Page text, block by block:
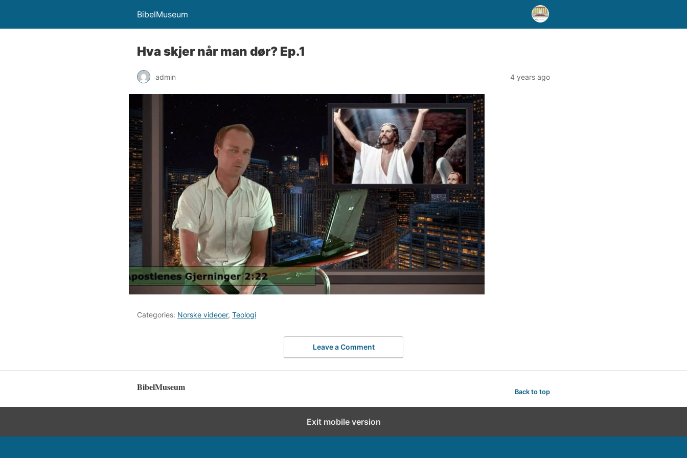
BibelMuseum
Hva skjer når man dør? Ep.1
admin 4 years ago
Categories: Norske videoer, Teologi
Leave a Comment
BibelMuseum Back to top
Exit mobile version